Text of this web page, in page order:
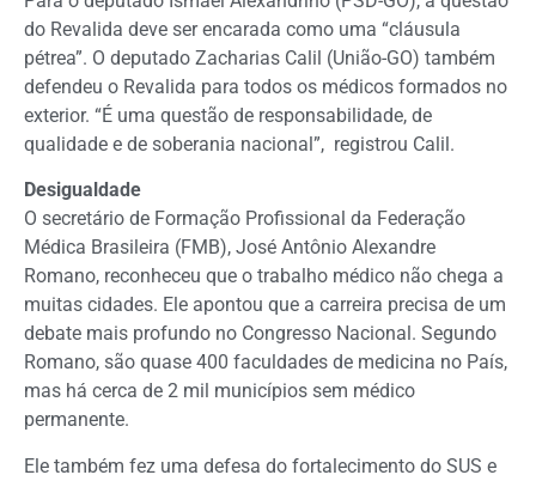
do Revalida deve ser encarada como uma “cláusula
pétrea”. O deputado Zacharias Calil (União-GO) também
defendeu o Revalida para todos os médicos formados no
exterior. “É uma questão de responsabilidade, de
qualidade e de soberania nacional”, registrou Calil.
Desigualdade
O secretário de Formação Profissional da Federação
Médica Brasileira (FMB), José Antônio Alexandre
Romano, reconheceu que o trabalho médico não chega a
muitas cidades. Ele apontou que a carreira precisa de um
debate mais profundo no Congresso Nacional. Segundo
Romano, são quase 400 faculdades de medicina no País,
mas há cerca de 2 mil municípios sem médico
permanente.
Ele também fez uma defesa do fortalecimento do SUS e